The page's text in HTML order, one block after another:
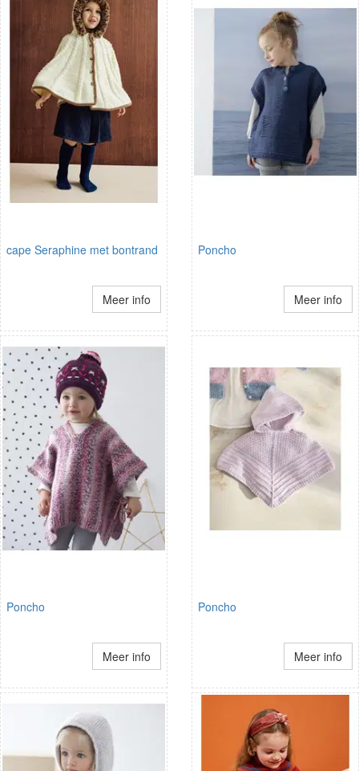
cape Seraphine met bontrand
Meer info
Poncho
Meer info
Poncho
Meer info
Poncho
Meer info